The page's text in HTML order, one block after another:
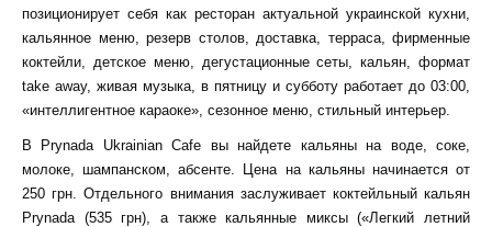
позиционирует себя как ресторан актуальной украинской кухни,
кальянное меню, резерв столов, доставка, терраса, фирменные
коктейли, детское меню, дегустационные сеты, кальян, формат
take away, живая музыка, в пятницу и субботу работает до 03:00,
«интеллигентное караоке», сезонное меню, стильный интерьер.
В Prynada Ukrainian Cafe вы найдете кальяны на воде, соке,
молоке, шампанском, абсенте. Цена на кальяны начинается от
250 грн. Отдельного внимания заслуживает коктейльный кальян
Prynada (535 грн), а также кальянные миксы («Легкий летний